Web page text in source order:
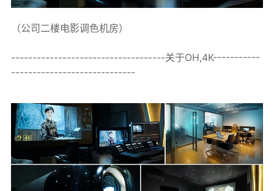
（公司二楼电影调色机房）
------------------------------------关于OH,4K-----------
-----------------------------